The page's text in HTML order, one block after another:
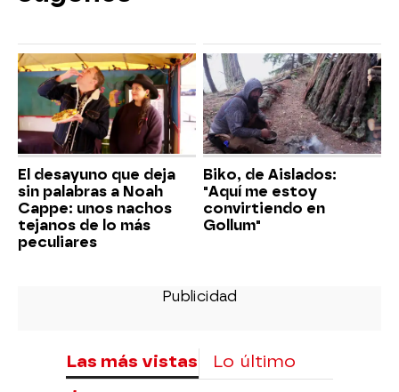
El desayuno que deja
sin palabras a Noah
Cappe: unos nachos
tejanos de lo más
peculiares
Biko, de Aislados:
"Aquí me estoy
convirtiendo en
Gollum"
Las más vistas Lo último